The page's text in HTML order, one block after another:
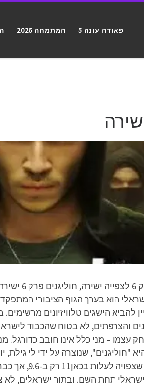
פאודה עונה 5 המתמחה 2026
הוא בערך הגוף הציבורי
של כאן 11 מצליחות עדיין להביא הישגים
והצרפתים, לא בטוח שהכבוד
עצמו – מני כלל אינו חובב
שנוצרה על ידי לי
הפקות וסרטי
תחת השם. ובתור ישראלים, לא